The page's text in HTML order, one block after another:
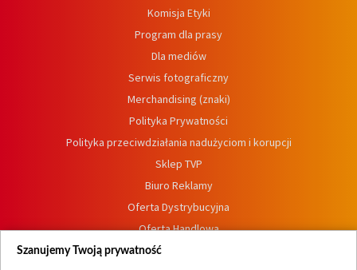
Komisja Etyki
Program dla prasy
Dla mediów
Serwis fotograficzny
Merchandising (znaki)
Polityka Prywatności
Polityka przeciwdziałania nadużyciom i korupcji
Sklep TVP
Biuro Reklamy
Oferta Dystrybucyjna
Oferta Handlowa
Dostępność
Szanujemy Twoją prywatność